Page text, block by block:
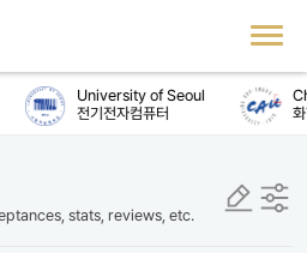
University of Seoul
전기전자컴퓨터
화
stats, reviews, etc.